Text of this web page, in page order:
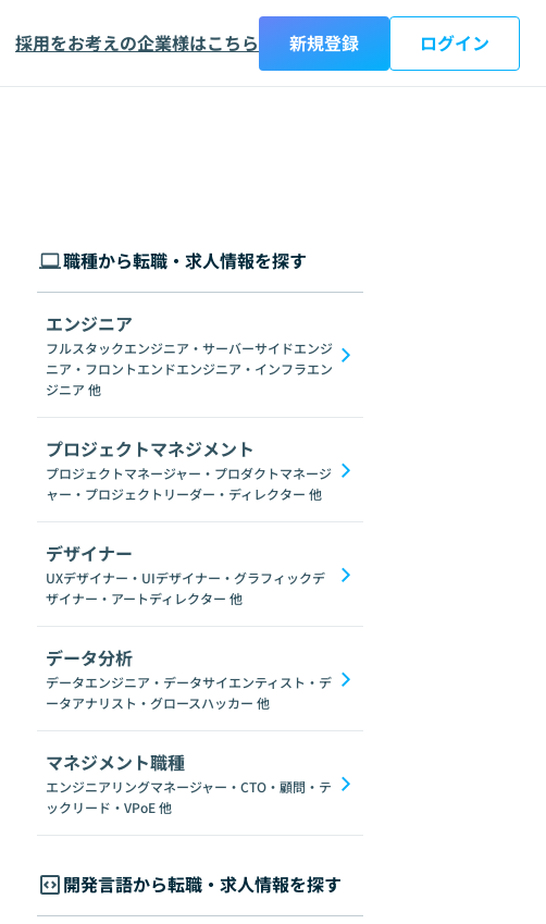
採用をお考えの企業様はこちら 新規登録 ログイン
東京都 神奈川県 新潟県 富山県 石川県
C# GraphQL SpringFramework Redis
職種から転職・求人情報を探す
エンジニア
フルスタックエンジニア・サーバーサイドエンジ
ニア・フロントエンドエンジニア・インフラエン
ジニア 他
プロジェクトマネジメント
プロジェクトマネージャー・プロダクトマネージ
ャー・プロジェクトリーダー・ディレクター 他
デザイナー
UXデザイナー・UIデザイナー・グラフィックデ
ザイナー・アートディレクター 他
データ分析
データエンジニア・データサイエンティスト・デ
ータアナリスト・グロースハッカー 他
マネジメント職種
エンジニアリングマネージャー・CTO・顧問・テ
ックリード・VPoE他
開発言語から転職・求人情報を探す